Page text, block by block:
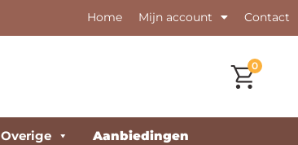
Home Mijn account Contact
0
Overige Aanbiedingen